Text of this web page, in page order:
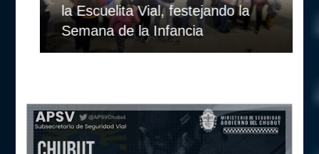
la Escuelita Vial, festejando la
Semana de la Infancia